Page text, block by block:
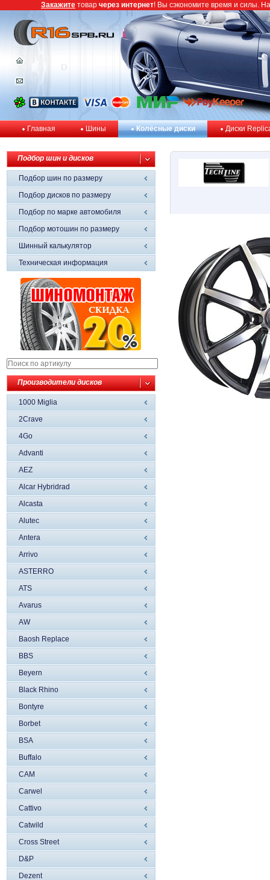
Главная Шины Колёсные диски Диски
Подбор шин и дисков
Подбор шин по размеру
Подбор дисков по размеру
Подбор по марке автомобиля
Подбор мотошин по размеру
Шинный калькулятор
Техническая информация
Производители дисков
1000 Miglia
2Crave
4Go
Advanti
AEZ
Alcar Hybridrad
Alcasta
Alutec
Antera
Arrivo
ASTERRO
ATS
Avarus
AW
Baosh Replace
BBS
Beyern
Black Rhino
Bontyre
Borbet
BSA
Buffalo
CAM
Carwel
Cattivo
Catwild
Cross Street
D&P
Dezent
Закажите товар через интернет! Вы сэкономите время и силы.